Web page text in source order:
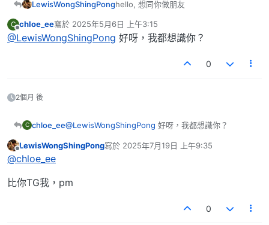
LewisWongShingPonghello, 想同你做朋友
C
離線
chloe_ee寫於 2025年5月6日 上午3:15
最後由 編輯
@LewisWongShingPong 好呀，我都想識你？
0
2個月 後
C chloe_ee@LewisWongShingPong 好呀，我都想識你？
離線
LewisWongShingPong寫於 2025年7月19日 上午9:35
最後由 編輯
@chloe_ee
比你TG我，pm
0